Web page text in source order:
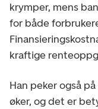
krymper, mens
for både
kraftige
Han peker også
øker, og det er